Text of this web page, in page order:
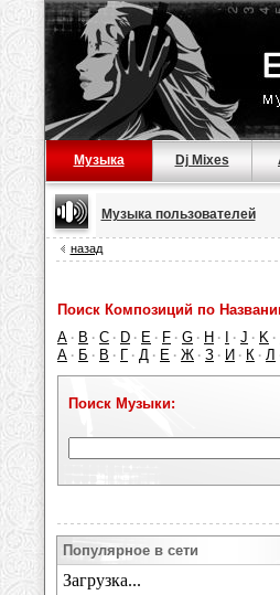
Музыка Dj Mixes
Музыка пользователей
назад
Поиск Композиций по
A · B · C · D · E · F · G · H · · J · K ·
А · Б · В · Г · Д · Е · Ж · З · И · К · Л
Поиск Музыки:
Популярное в сети